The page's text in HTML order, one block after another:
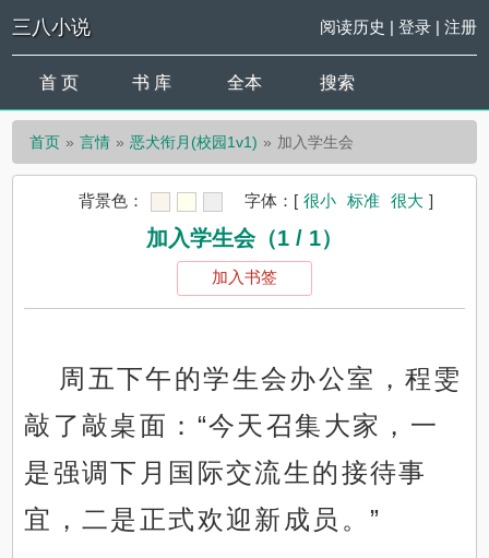
三八小说 阅读历史 | 登录| 注册
首 页 书 库 全本 搜索
首页 言情 恶犬衔月(校园1v1) 加入学生会
背景色： 字体： [ 很小 标准 很大 ]
加入学生会（1 / 1）
加入书签
周五下午的学生会办公室，程雯
敲了敲桌面：“今天召集大家，一
是强调下月国际交流生的接待事
宜，二是正式欢迎新成员。”